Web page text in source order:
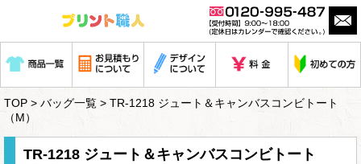
TOP > バッグ一覧 > TR-1218 ジュート＆キャンバスコンビトート
（M）
TR-1218 ジュート＆キャンバスコンビトート